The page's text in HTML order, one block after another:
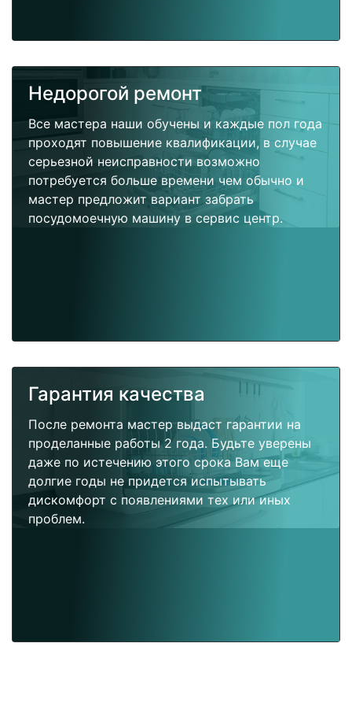
Недорогой ремонт
Все мастера наши обучены и каждые пол года
проходят повышение квалификации, в случае
серьезной неисправности возможно
потребуется больше времени чем обычно и
мастер предложит вариант забрать
посудомоечную машину в сервис центр.
Гарантия качества
После ремонта мастер выдаст гарантии на
проделанные работы 2 года. Будьте уверены
даже по истечению этого срока Вам еще
долгие годы не придется испытывать
дискомфорт с появлениями тех или иных
проблем.